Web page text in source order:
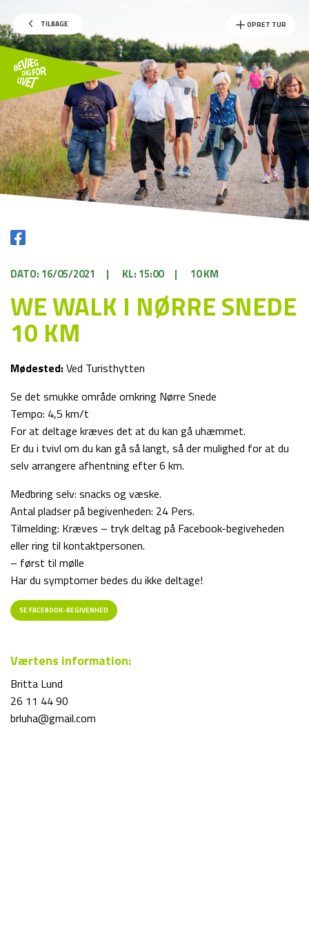
TILBAGE OPRET TUR
DATO: 16/05/2021 | KL: 15:00 | 10 KM
WE WALK I NØRRE SNEDE
10 KM
Mødested:Ved Turisthytten
Se det smukke område omkring Nørre Snede
Tempo: 4,5 km/t
For at deltage kræves det at du kan gå uhæmmet.
Er du i tvivl om du kan gå så langt, så der mulighed for at du
selv arrangere afhentning efter 6 km.
Medbring selv: snacks og væske.
Antal pladser på begivenheden: 24 Pers.
Tilmelding: Kræves – tryk deltag på Facebook-begiveheden
eller ring til kontaktpersonen.
– først til mølle
Har du symptomer bedes du ikke deltage!
SE FACEBOOK-BEGIVENHED
Værtens information:
Britta Lund
26 11 44 90
brluha@gmail.com